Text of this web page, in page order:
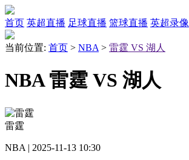
首页 英超直播 足球直播 篮球直播 英超录像
当前位置: 首页 > NBA > 雷霆 VS 湖人
NBA 雷霆 VS 湖人
雷霆
NBA | 2025-11-13 10:30